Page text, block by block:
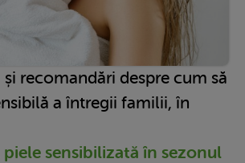
recomandări despre cum să
a întregii familii, în
piele sensibilizată în sezonul